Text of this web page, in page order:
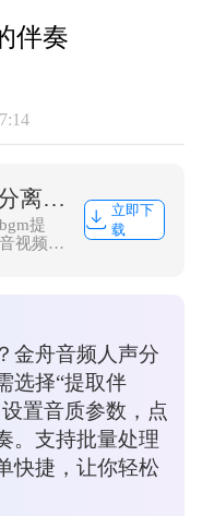
伴奏
金舟音频人声分离软件
提
视频背
立即下
载
金舟音频人声分
选择“提取伴
置音质参数，点
。支持批量处理
快捷，让你轻松